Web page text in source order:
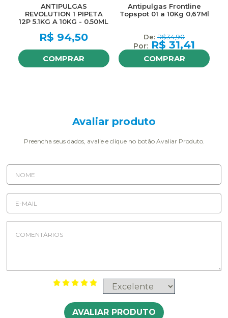
ANTIPULGAS
REVOLUTION 1 PIPETA
12P 5.1KG A 10KG - 0.50ML
R$ 94,50
COMPRAR
Antipulgas Frontline
Topspot 01 a 10Kg 0,67Ml
R$34,90
R$ 31,41
COMPRAR
Avaliar produto
Preencha seus dados, avalie e clique no botão Avaliar Produto.
AVALIAR PRODUTO